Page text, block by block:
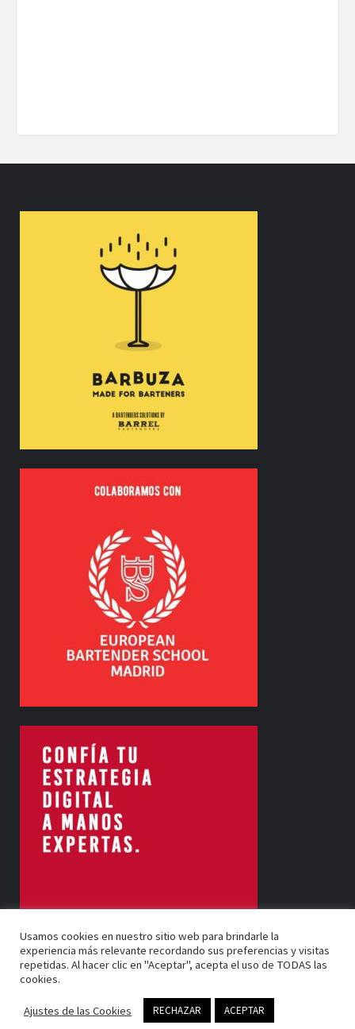
Barrel Bartenders 2024 Copyright © All rights reserved.
Magazine 7by AF themes.
Usamos cookies en nuestro sitio web para brindarle la
experiencia más relevante recordando sus preferencias y visitas
repetidas. Al hacer clic en "Aceptar", acepta el uso de TODAS las
cookies.
Ajustes de las Cookies RECHAZAR ACEPTAR